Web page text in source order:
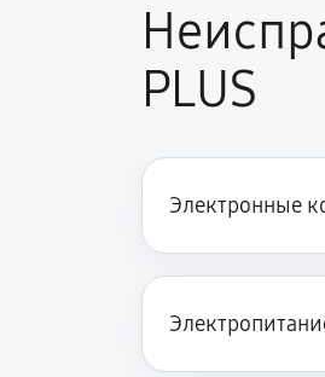
PLUS
Электронные